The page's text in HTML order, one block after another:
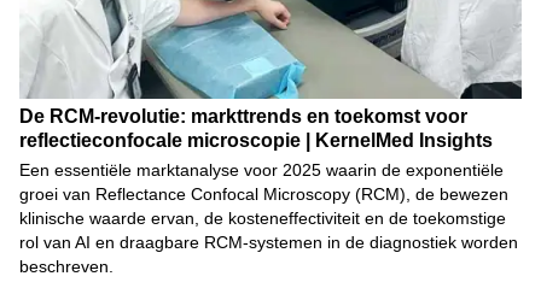
De RCM-revolutie: markttrends en toekomst voor
reflectieconfocale microscopie | KernelMed Insights
Een essentiële marktanalyse voor 2025 waarin de exponentiële
groei van Reflectance Confocal Microscopy (RCM), de bewezen
klinische waarde ervan, de kosteneffectiviteit en de toekomstige
rol van AI en draagbare RCM-systemen in de diagnostiek worden
beschreven.